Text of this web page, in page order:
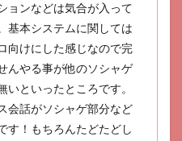
ョンなどは気合が入って
基本システムに関しては
向けにした感じなので完
んやる事が他のソシャゲ
いといったところです。
会話がソシャゲ部分など
す！もちろんたどたどし